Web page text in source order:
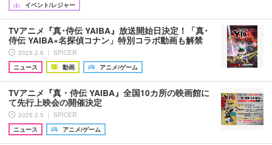
イベント/レジャー
TVアニメ『真･侍伝 YAIBA』放送開始日決定！「真･
侍伝 YAIBA×名探偵コナン」特別コラボ動画も解禁
2025.2.8 ｜ SPICER
ニュース
動画 アニメ/ゲーム
TVアニメ『真・侍伝 YAIBA』全国10カ所の映画館に
て先行上映会の開催決定
2025.2.5 ｜ SPICER
ニュース
アニメ/ゲーム